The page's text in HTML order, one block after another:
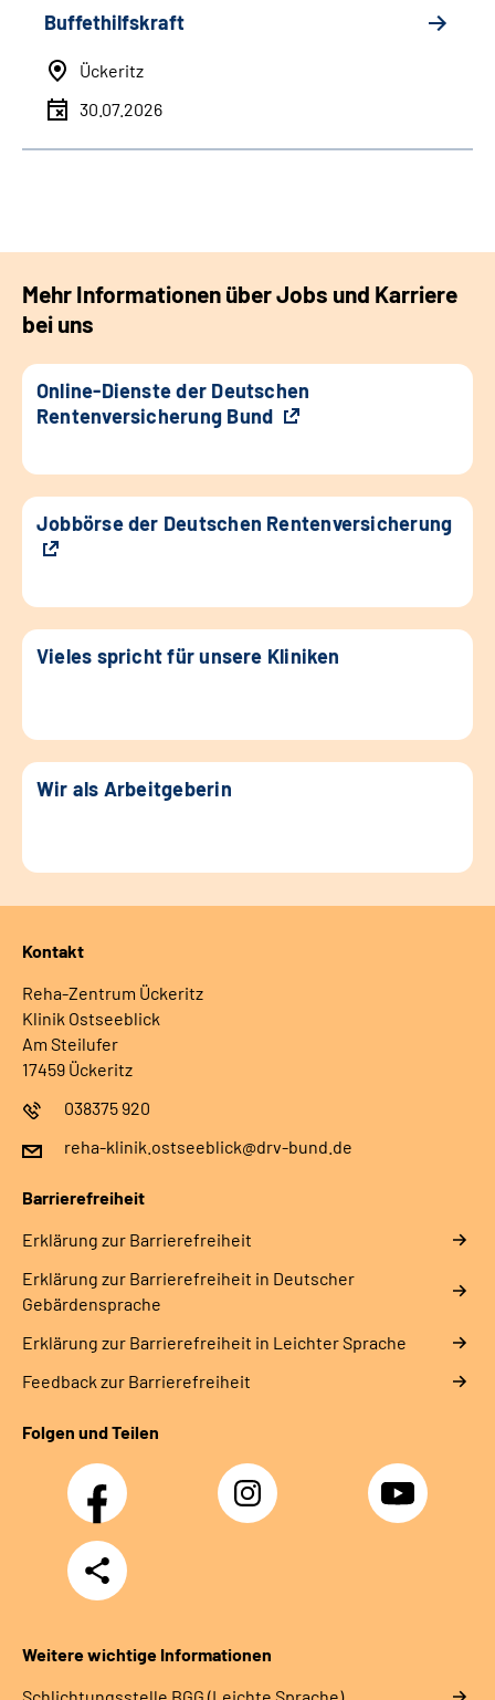
Buffethilfskraft
Ückeritz
30.07.2026
Mehr Informationen über Jobs und Karriere
bei uns
Online-Dienste der Deutschen
Rentenversicherung Bund
Jobbörse der Deutschen Rentenversicherung
Vieles spricht für unsere Kliniken
Wir als Arbeitgeberin
Kontakt
Reha-Zentrum Ückeritz
Klinik Ostseeblick
Am Steilufer
17459 Ückeritz
038375 920
reha-klinik.ostseeblick@drv-bund.de
Barrierefreiheit
Erklärung zur Barrierefreiheit
Erklärung zur Barrierefreiheit in Deutscher
Gebärdensprache
Erklärung zur Barrierefreiheit in Leichter Sprache
Feedback zur Barrierefreiheit
Folgen und Teilen
Facebook Instagram YouTube
Teilen
Weitere wichtige Informationen